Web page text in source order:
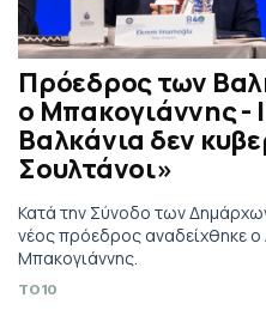
Πρόεδρος των
ο Μπακογιάννης -
Βαλκάνια δεν
Σουλτάνοι»
Κατά την Σύνοδο των
νέος πρόεδρος αναδείχθηκε
Μπακογιάννης.
TO10